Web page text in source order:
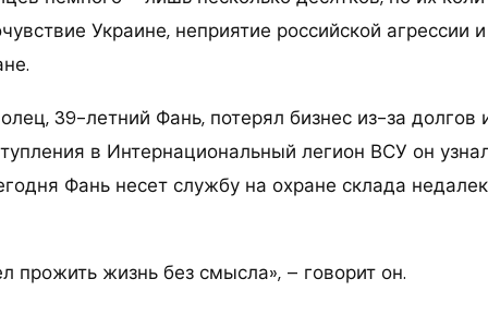
Украине, неприятие российской агрессии
39-летний Фань, потерял бизнес из-за долгов
в Интернациональный легион ВСУ он
Фань несет службу на охране склада
прожить жизнь без смысла», – говорит он.